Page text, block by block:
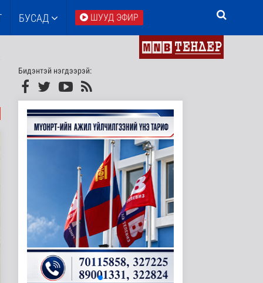
БУСАД ШУУД ЭФИР
Бидэнтэй нэгдээрэй: